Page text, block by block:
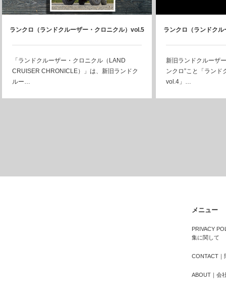
ランクロ（ランドクルーザー・クロニクル）vol.5
｜2月26日発売
「ランドクルーザー・クロニクル（LAND
CRUISER CHRONICLE）」は、新旧ランドク
ルー…
ランクロ（ランドク
｜8
新旧ランドクルーザ
ンクロ”こと「ランド
vol.4」…
メニュー
PRIVACY
集に関して
CONTACT｜
ABOUT｜会